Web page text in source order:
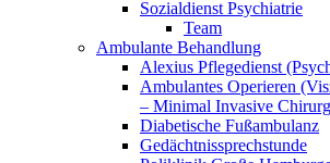
Sozialdienst Psychiatrie
Team
Ambulante Behandlung
Alexius Pflegedienst
Ambulantes Operieren
– Minimal Invasive
Diabetische Fußambulanz
Gedächtnissprechstunde